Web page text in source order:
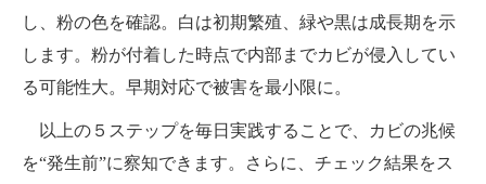
し、粉の色を確認。白は初期繁殖、緑や黒は成長期を示
します。粉が付着した時点で内部までカビが侵入してい
る可能性大。早期対応で被害を最小限に。
以上の５ステップを毎日実践することで、カビの兆候
を“発生前”に察知できます。さらに、チェック結果をス